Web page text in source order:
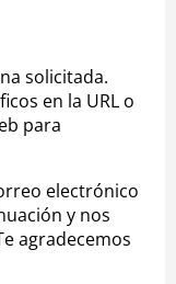
solicitada.
en la URL o
para
electrónico
y nos
agradecemos